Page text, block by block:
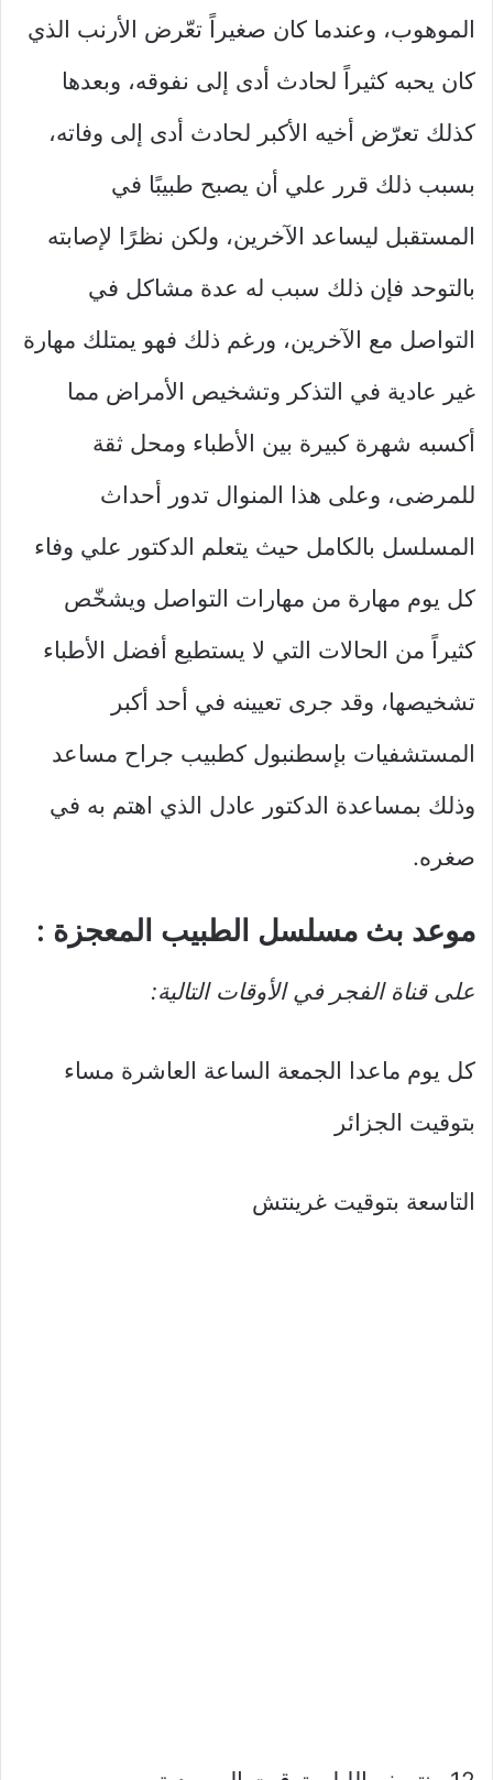
الموهوب، وعندما كان صغيراً تعّرض الأرنب الذي
كان يحبه كثيراً لحادث أدى إلى نفوقه، وبعدها
كذلك تعرّض أخيه الأكبر لحادث أدى إلى وفاته،
بسبب ذلك قرر علي أن يصبح طبيبًا في
المستقبل ليساعد الآخرين، ولكن نظرًا لإصابته
بالتوحد فإن ذلك سبب له عدة مشاكل في
التواصل مع الآخرين، ورغم ذلك فهو يمتلك مهارة
غير عادية في التذكر وتشخيص الأمراض مما
أكسبه شهرة كبيرة بين الأطباء ومحل ثقة
للمرضى، وعلى هذا المنوال تدور أحداث
المسلسل بالكامل حيث يتعلم الدكتور علي وفاء
كل يوم مهارة من مهارات التواصل ويشخّص
كثيراً من الحالات التي لا يستطيع أفضل الأطباء
تشخيصها، وقد جرى تعيينه في أحد أكبر
المستشفيات بإسطنبول كطبيب جراح مساعد
وذلك بمساعدة الدكتور عادل الذي اهتم به في
صغره.
موعد بث مسلسل الطبيب المعجزة :
على قناة الفجر في الأوقات التالية:
كل يوم ماعدا الجمعة الساعة العاشرة مساء
بتوقيت الجزائر
التاسعة بتوقيت غرينتش